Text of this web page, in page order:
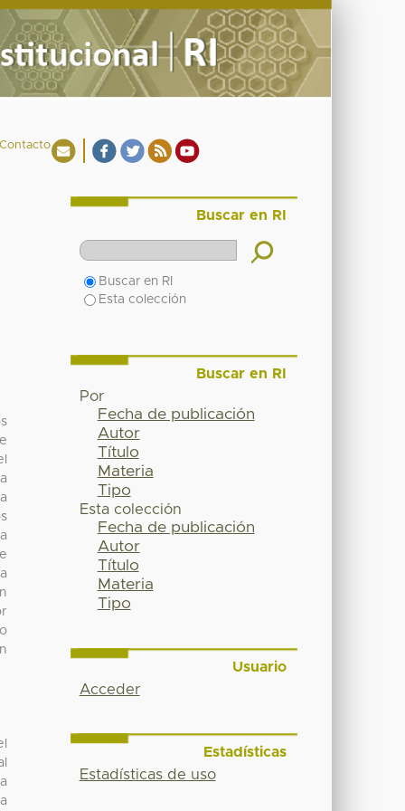
Buscar en RI
Buscar en RI
Esta colección
Buscar en RI
Por
Fecha de publicación
Autor
Título
Materia
Tipo
Esta colección
Fecha de publicación
Autor
Título
Materia
Tipo
Usuario
Acceder
Estadísticas
Estadísticas de uso